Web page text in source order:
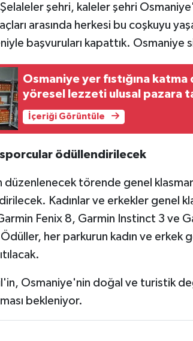
Şelaleler şehri, kaleler şehri
arasında herkesi bu coşkuyu
başvuruları kapattık. Osmaniye
Osmaniye yer fıstığına
yöresel lezzeti ulusal pazara
İçeriği Görüntüle
ödüllendirilecek
düzenlenecek törende genel
Kadınlar ve erkekler genel
Fenix 8, Garmin Instinct 3 ve
her parkurun kadın ve erkek
Osmaniye'nin doğal ve turistik
bekleniyor.